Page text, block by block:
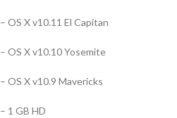
– OS X v10.11 El Capitan
– OS X v10.10 Yosemite
– OS X v10.9 Mavericks
– 1 GB HD